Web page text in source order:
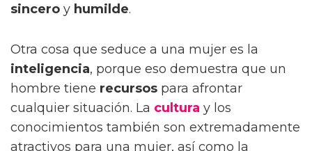
sincero y humilde.
Otra cosa que seduce a una mujer es la
inteligencia, porque eso demuestra que un
hombre tiene recursos para afrontar
cualquier situación. La cultura y los
conocimientos también son extremadamente
atractivos para una mujer, así como la